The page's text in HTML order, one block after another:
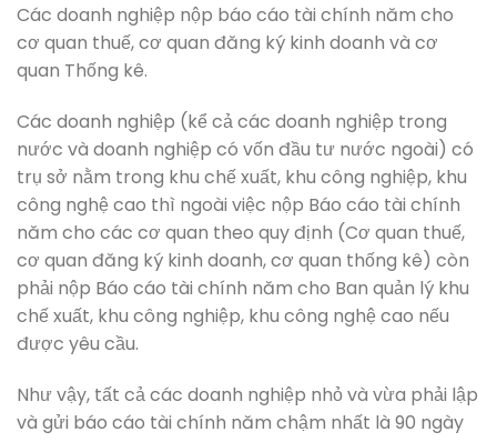
Các doanh nghiệp nộp báo cáo tài chính năm cho
cơ quan thuế, cơ quan đăng ký kinh doanh và cơ
quan Thống kê.
Các doanh nghiệp (kể cả các doanh nghiệp trong
nước và doanh nghiệp có vốn đầu tư nước ngoài) có
trụ sở nằm trong khu chế xuất, khu công nghiệp, khu
công nghệ cao thì ngoài việc nộp Báo cáo tài chính
năm cho các cơ quan theo quy định (Cơ quan thuế,
cơ quan đăng ký kinh doanh, cơ quan thống kê) còn
phải nộp Báo cáo tài chính năm cho Ban quản lý khu
chế xuất, khu công nghiệp, khu công nghệ cao nếu
được yêu cầu.
Như vậy, tất cả các doanh nghiệp nhỏ và vừa phải lập
và gửi báo cáo tài chính năm chậm nhất là 90 ngày